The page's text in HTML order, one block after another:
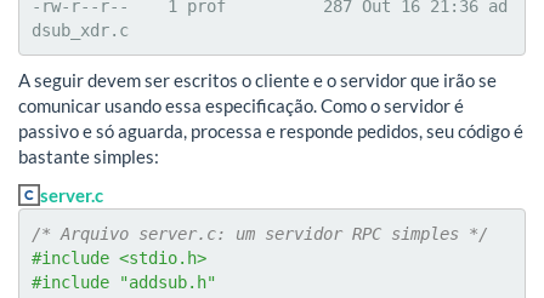
-rw-r--r--    1 prof          287 Out 16 21:36 ad
dsub_xdr.c
A seguir devem ser escritos o cliente e o servidor que irão se
comunicar usando essa especificação. Como o servidor é
passivo e só aguarda, processa e responde pedidos, seu código é
bastante simples:
server.c
/* Arquivo server.c: um servidor RPC simples */
#include <stdio.h>
#include "addsub.h"